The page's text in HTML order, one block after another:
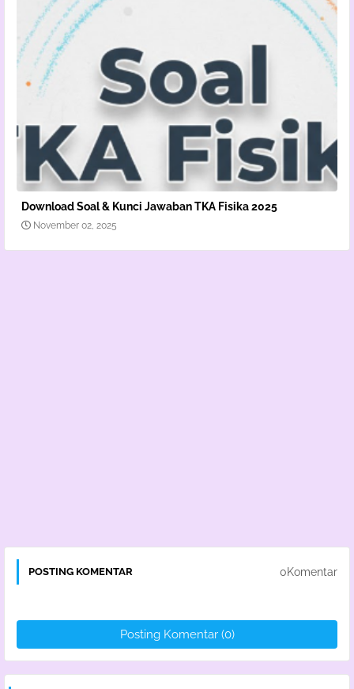
Download Soal & Kunci Jawaban TKA Fisika 2025
November 02, 2025
POSTING KOMENTAR 0Komentar
Posting Komentar (0)